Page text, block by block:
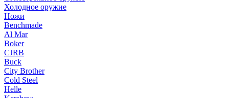
Холодное оружие
Ножи
Benchmade
Al Mar
Boker
CJRB
Buck
City Brother
Cold Steel
Helle